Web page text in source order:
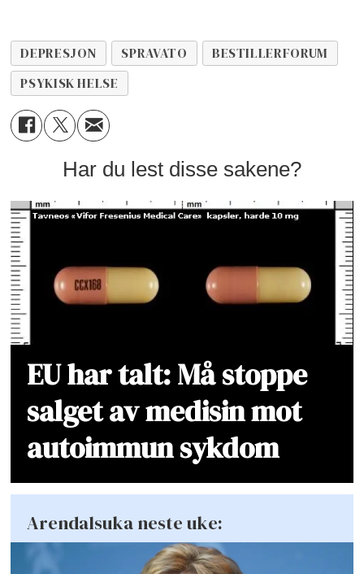
DEPRESJON SPRAVATO
BESTILLERFORUM
PSYKISK HELSE
Har du lest disse sakene?
EU har talt: Må stoppe
salget av medisin mot
autoimmun sykdom
Arendalsuka neste uke: